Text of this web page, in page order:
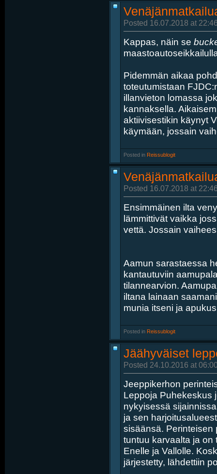
Posted 16.07.2018 at
Kappas, näin se
Pidemmän aikaa
toteutumistaan
illanvieton lomassa
kannaksella.
aktiivisestikin käynyt
käymään, jossain
Posted in Reissublogit
Posted 16.07.2018 at
Ensimmäinen ilta
lämmittivät vaikka
vettä. Jossain
Aamun sarastaessa
kantautuviin
tilannearvion.
iltana lainaan
munia itseni ja
Posted in Reissublogit
Jäähyväiset
Posted 24.10.2016 at
Jeeppikerhon
Leppoja Puhekeskus
nykyisessä
ja sen
sisäänsä. Perinteisen
tuntuu karvaalta ja on
Enelle ja Vallolle.
järjestetty, lähdettiin